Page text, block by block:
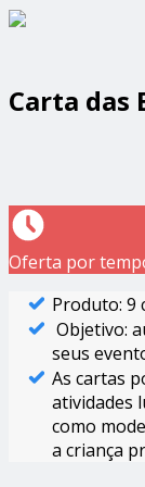
Carta das
Oferta por
Produto: 9
Objetivo:
seus
As cartas
atividades
como
a criança